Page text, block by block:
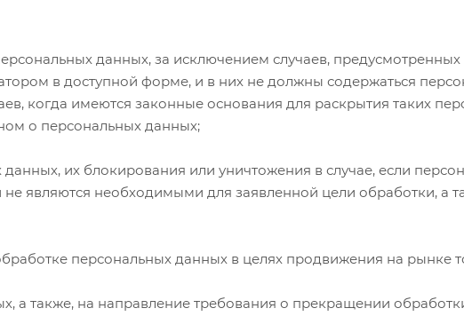
данных, за исключением случаев,
в доступной форме, и в них не должны содержаться
когда имеются законные основания для раскрытия таких
о персональных данных;
их блокирования или уничтожения в случае, если
являются необходимыми для заявленной цели обработки, а
персональных данных в целях продвижения на рынке
а также, на направление требования о прекращении